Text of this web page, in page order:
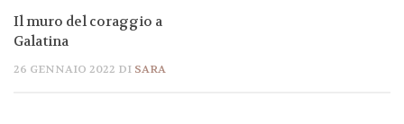
Il muro del coraggio a
Galatina
26 GENNAIO 2022 DI SARA